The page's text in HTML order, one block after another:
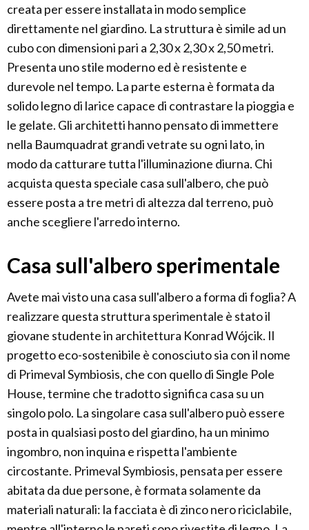
creata per essere installata in modo semplice
direttamente nel giardino. La struttura è simile ad un
cubo con dimensioni pari a 2,30 x 2,30 x 2,50 metri.
Presenta uno stile moderno ed è resistente e
durevole nel tempo. La parte esterna è formata da
solido legno di larice capace di contrastare la pioggia e
le gelate. Gli architetti hanno pensato di immettere
nella Baumquadrat grandi vetrate su ogni lato, in
modo da catturare tutta l'illuminazione diurna. Chi
acquista questa speciale casa sull'albero, che può
essere posta a tre metri di altezza dal terreno, può
anche scegliere l'arredo interno.
Casa sull'albero sperimentale
Avete mai visto una casa sull'albero a forma di foglia? A
realizzare questa struttura sperimentale è stato il
giovane studente in architettura Konrad Wójcik. Il
progetto eco-sostenibile è conosciuto sia con il nome
di Primeval Symbiosis, che con quello di Single Pole
House, termine che tradotto significa casa su un
singolo polo. La singolare casa sull'albero può essere
posta in qualsiasi posto del giardino, ha un minimo
ingombro, non inquina e rispetta l'ambiente
circostante. Primeval Symbiosis, pensata per essere
abitata da due persone, è formata solamente da
materiali naturali: la facciata è di zinco nero riciclabile,